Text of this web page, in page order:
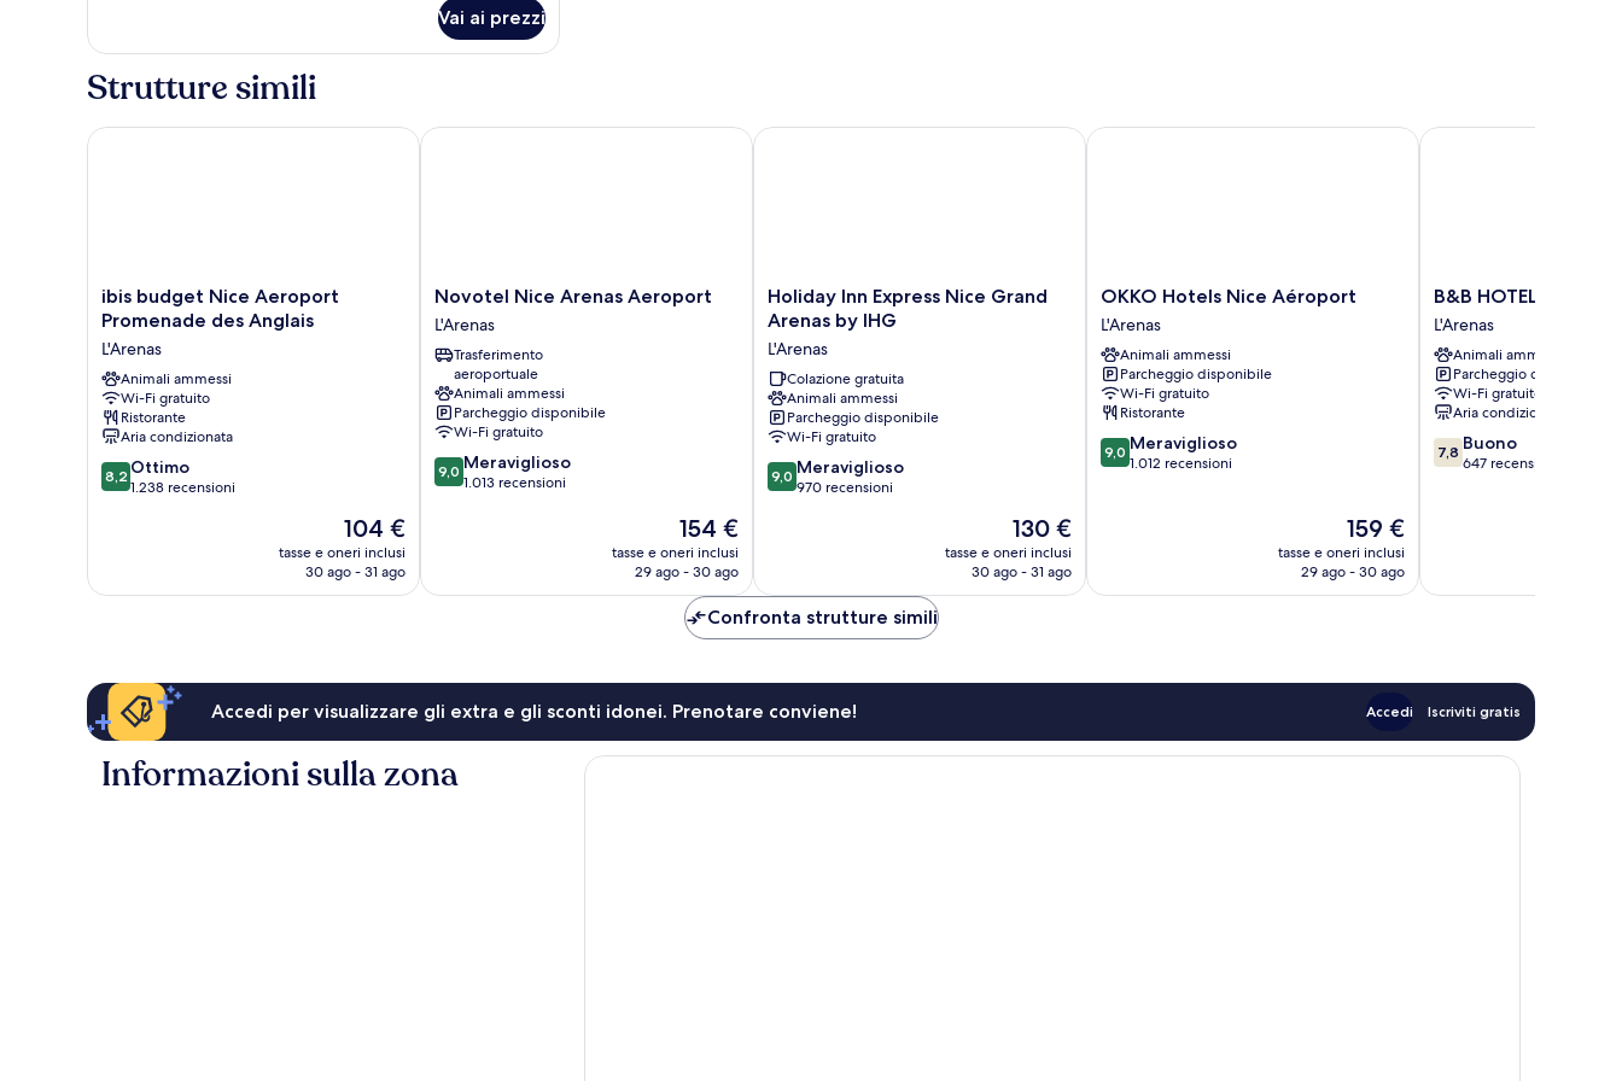
Vai ai prezzi
Strutture simili
ibis
budget
Aeroport
Promenade
des
Anglais
L'Arenas
ibis budget Nice Aeroport
Promenade des Anglais
L'Arenas
Animali ammessi
Wi-Fi gratuito
Ristorante
Aria condizionata
8.2
su
8,2 Ottimo
1.238 recensioni
Il
prezzo
attuale
104 €
tasse e oneri inclusi
30 ago - 31 ago
ibis budget Nice Aeroport Promenade des Anglais
Novotel
Nice
Arenas
Aeroport
L'Arenas
Novotel Nice Arenas Aeroport
L'Arenas
Trasferimento
aeroportuale
Animali ammessi
Parcheggio disponibile
Wi-Fi gratuito
9.0
su
9,0 Meraviglioso
1.013 recensioni
Il
prezzo
attuale
154 €
154 €
tasse e oneri inclusi
29 ago - 30 ago
Novotel Nice Arenas Aeroport
Holiday
Inn
Nice
Grand
Arenas
by
IHG
L'Arenas
Holiday Inn Express Nice Grand
Arenas by IHG
L'Arenas
Colazione gratuita
Animali ammessi
Parcheggio disponibile
Wi-Fi gratuito
9.0
su
9,0 Meraviglioso
970 recensioni
Il
prezzo
attuale
130 €
tasse e oneri inclusi
30 ago - 31 ago
Holiday Inn Express Nice Grand Arenas by IHG
OKKO
Hotels
Nice
Aéroport
L'Arenas
OKKO Hotels Nice Aéroport
L'Arenas
Animali ammessi
Parcheggio disponibile
Wi-Fi gratuito
Ristorante
9.0
su
9,0 Meraviglioso
1.012 recensioni
Il
prezzo
attuale
159 €
tasse e oneri inclusi
29 ago - 30 ago
OKKO Hotels Nice Aéroport
B&B
HOTEL
Nice
Aéroport
L'Arenas
B&B HOTEL Nice
L'Arenas
Animali ammessi
Parcheggio disponibile
Wi-Fi gratuito
Aria condizionata
7.8
su
7,8 Buono
647 recensioni
B&B HOTEL Nice
Confronta strutture simili
Accedi per visualizzare gli extra e gli sconti idonei. Prenotare conviene! Accedi Iscriviti gratis
Informazioni sulla zona